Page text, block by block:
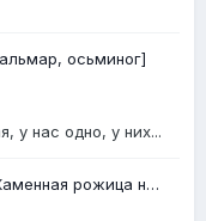
осьминог]
у нас одно, у них...
рожица на